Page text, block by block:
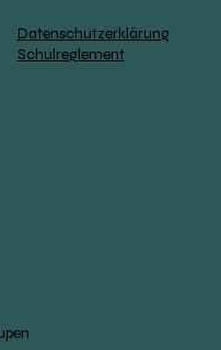
Datenschutzerklärung
Schulreglement